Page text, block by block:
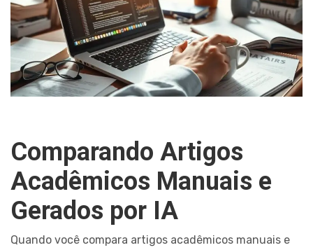
Comparando Artigos
Acadêmicos Manuais e
Gerados por IA
Quando você compara artigos acadêmicos manuais e